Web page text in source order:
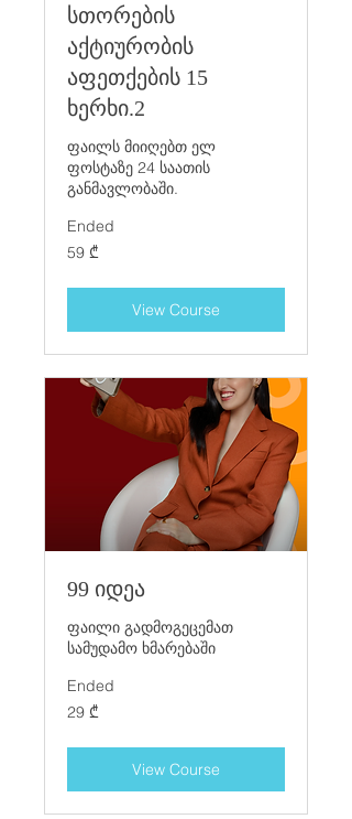
სთორების
აქტიურობის
აფეთქების 15
ხერხი.2
ფაილს მიიღებთ ელ
ფოსტაზე 24 საათის
განმავლობაში.
Ended
59
ქართული
59 ₾
View Course
99 იდეა
ფაილი გადმოგეცემათ
სამუდამო ხმარებაში
Ended
29
ქართული
29 ₾
View Course